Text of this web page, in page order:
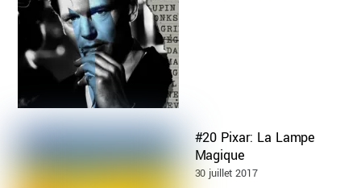
#20 Pixar: La Lampe
Magique
30 juillet 2017